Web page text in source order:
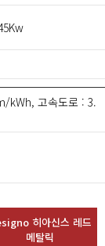
kWh, 고속도로 : 3.
히아신스 레드
메탈릭